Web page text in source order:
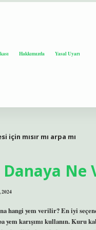
Hakkımızda Yasal Uyarı
için mısır mı arpa mı
Danaya Ne
2024
hangi yem verilir? En iyi
yem karışımı kullanın. Kuru